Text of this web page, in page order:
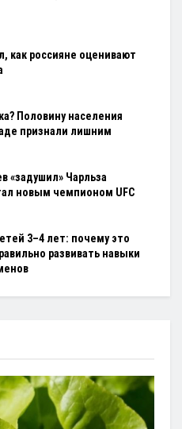
как россияне оценивают
Половину населения
признали лишним
«задушил» Чарльза
новым чемпионом UFC
3–4 лет: почему это
развивать навыки